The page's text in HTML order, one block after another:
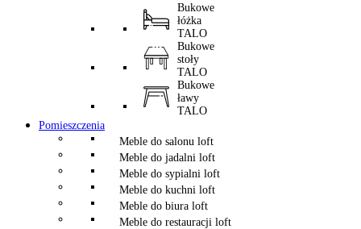
Bukowe
łóżka
TALO
Bukowe
stoły
TALO
Bukowe
ławy
TALO
Pomieszczenia
Meble do salonu loft
Meble do jadalni loft
Meble do sypialni loft
Meble do kuchni loft
Meble do biura loft
Meble do restauracji loft